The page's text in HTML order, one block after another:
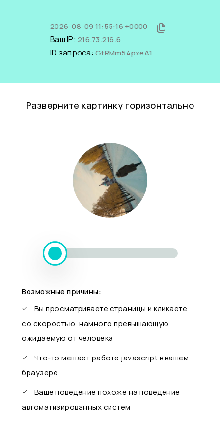
2026-08-09 11:55:16 +0000
Ваш IP: 216.73.216.6
ID запроса: GtRMm54pxeA1
Разверните картинку горизонтально
Возможные причины:
Вы просматриваете страницы и кликаете
со скоростью, намного превышающую
ожидаемую от человека
Что-то мешает работе javascript в вашем
браузере
Ваше поведение похоже на поведение
автоматизированных систем